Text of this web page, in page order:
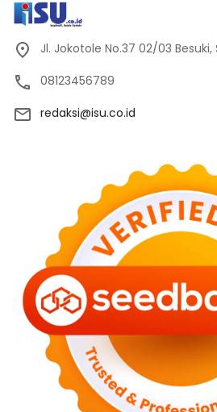
Jl. Jokotole No.37 02/03
08123456789
redaksi@isu.co.id